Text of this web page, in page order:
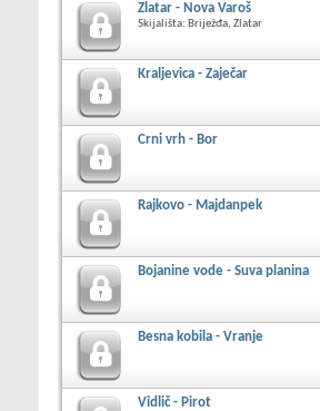
Zlatar - Nova Varoš
Skijališta: Briježđa, Zlatar
Kraljevica - Zaječar
Crni vrh - Bor
Rajkovo - Majdanpek
Bojanine vode - Suva planina
Besna kobila - Vranje
Vidlič - Pirot